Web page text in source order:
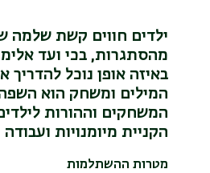
ילדים חווים קשת שלמה
מהסתגרות, בכי ועד
באיזה אופן נוכל
המילים ומשחק הוא
הקניית מיומנויות
מטרות ההשתלמות